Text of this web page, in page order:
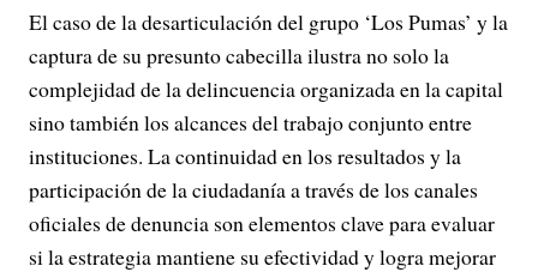
El caso de la desarticulación del grupo ‘Los Pumas’ y la
captura de su presunto cabecilla ilustra no solo la
complejidad de la delincuencia organizada en la capital
sino también los alcances del trabajo conjunto entre
instituciones. La continuidad en los resultados y la
participación de la ciudadanía a través de los canales
oficiales de denuncia son elementos clave para evaluar
si la estrategia mantiene su efectividad y logra mejorar